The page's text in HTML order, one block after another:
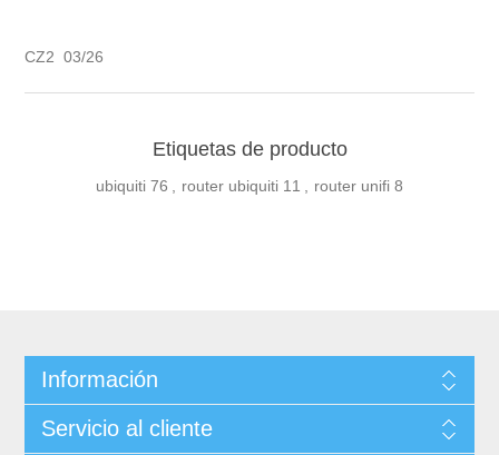
CZ2 03/26
Etiquetas de producto
ubiquiti 76 , router ubiquiti 11 , router unifi 8
Información
Servicio al cliente